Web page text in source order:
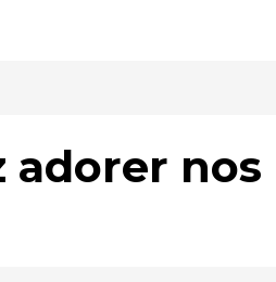
adorer nos